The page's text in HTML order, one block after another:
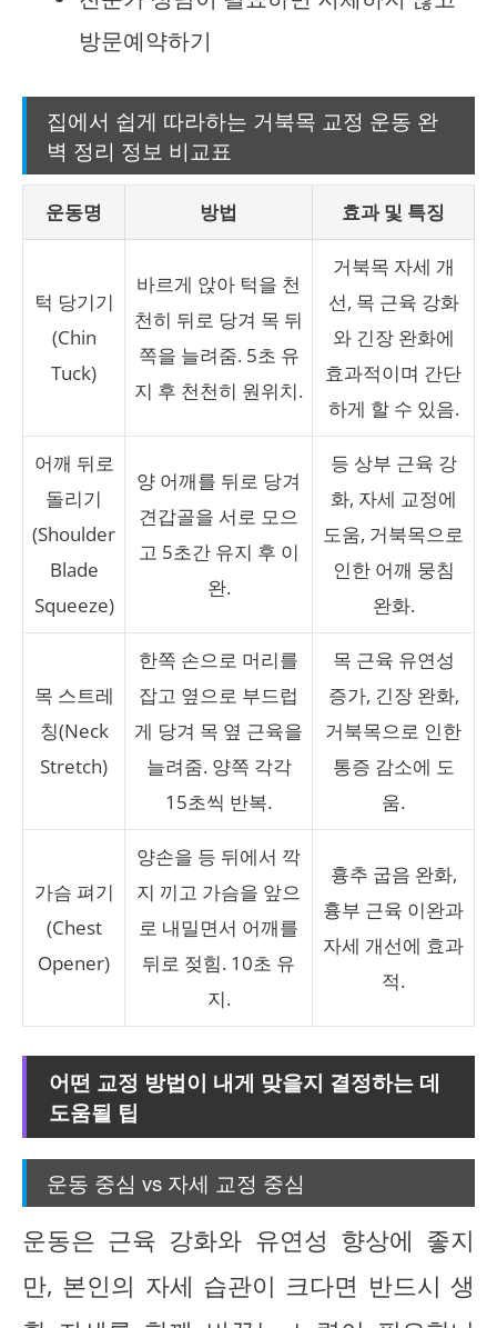
방문예약하기
집에서 쉽게 따라하는 거북목 교정 운동 완
벽 정리 정보 비교표
운동명 방법 효과 및 특징
턱 당기기
(Chin
Tuck)
바르게 앉아 턱을 천
천히 뒤로 당겨 목 뒤
쪽을 늘려줌. 5초 유
지 후 천천히 원위치.
거북목 자세 개
선, 목 근육 강화
와 긴장 완화에
효과적이며 간단
하게 할 수 있음.
어깨 뒤로
돌리기
(Shoulder
Blade
Squeeze)
양 어깨를 뒤로 당겨
견갑골을 서로 모으
고 5초간 유지 후 이
완.
등 상부 근육 강
화, 자세 교정에
도움, 거북목으로
인한 어깨 뭉침
완화.
목 스트레
칭(Neck
Stretch)
한쪽 손으로 머리를
잡고 옆으로 부드럽
게 당겨 목 옆 근육을
늘려줌. 양쪽 각각
15초씩 반복.
목 근육 유연성
증가, 긴장 완화,
거북목으로 인한
통증 감소에 도
움.
가슴 펴기
(Chest
Opener)
양손을 등 뒤에서 깍
지 끼고 가슴을 앞으
로 내밀면서 어깨를
뒤로 젖힘. 10초 유
지.
흉추 굽음 완화,
흉부 근육 이완과
자세 개선에 효과
적.
어떤 교정 방법이 내게 맞을지 결정하는 데
도움될 팁
운동 중심 vs 자세 교정 중심
운동은 근육 강화와 유연성 향상에 좋지
만, 본인의 자세 습관이 크다면 반드시 생